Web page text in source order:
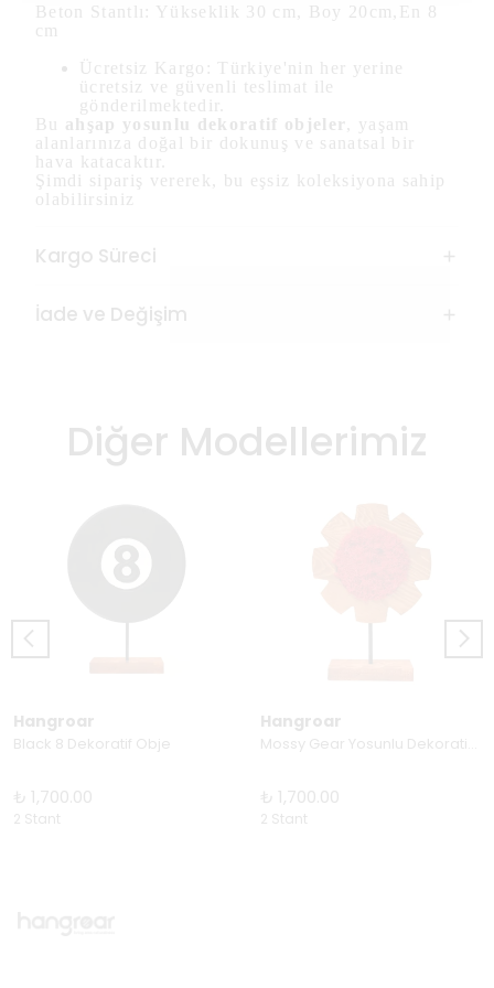
Beton Stantlı: Yükseklik 30 cm, Boy 20cm,En 8
cm
Ücretsiz Kargo: Türkiye'nin her yerine
ücretsiz ve güvenli teslimat ile
gönderilmektedir.
Bu ahşap yosunlu dekoratif objeler
, yaşam
alanlarınıza doğal bir dokunuş ve sanatsal bir
hava katacaktır.
Şimdi sipariş vererek, bu eşsiz koleksiyona sahip
olabilirsiniz
Kargo Süreci
İade ve Değişim
Diğer Modellerimiz
Hangroar
Black 8 Dekoratif Obje
₺ 1,700.00
2 Stant
Hangroar
₺ 1,700.00
2 Stant